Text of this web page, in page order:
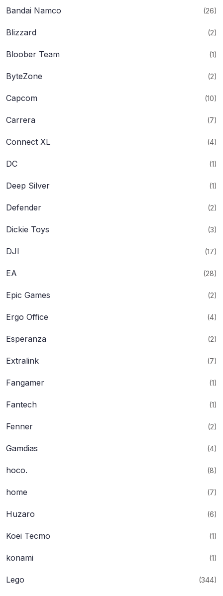
Bandai Namco (26)
Blizzard (2)
Bloober Team (1)
ByteZone (2)
Capcom (10)
Carrera (7)
Connect XL (4)
DC (1)
Deep Silver (1)
Defender (2)
Dickie Toys (3)
DJI (17)
EA (28)
Epic Games (2)
Ergo Office (4)
Esperanza (2)
Extralink (7)
Fangamer (1)
Fantech (1)
Fenner (2)
Gamdias (4)
hoco. (8)
home (7)
Huzaro (6)
Koei Tecmo (1)
konami (1)
Lego (344)